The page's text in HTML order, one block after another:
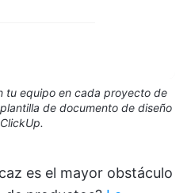
tu equipo en cada proyecto de
de documento de diseño
es el mayor obstáculo